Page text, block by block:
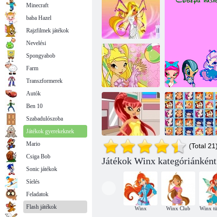
Winx Puzzle
Esküvő Winx
Winx rejtvények
2
Chibi Winx
(Total
Játékok Winx
Winx Winx Club Winx
Minecraft
baba Hazel
Rajzfilmek játékok
Nevelési
Spongyabob
Farm
Transzformerek
Autók
Ben 10
Szabadulószoba
Játékok gyerekeknek
Mario
Csiga Bob
Sonic játékok
Síelés
Feladatok
Flash játékok